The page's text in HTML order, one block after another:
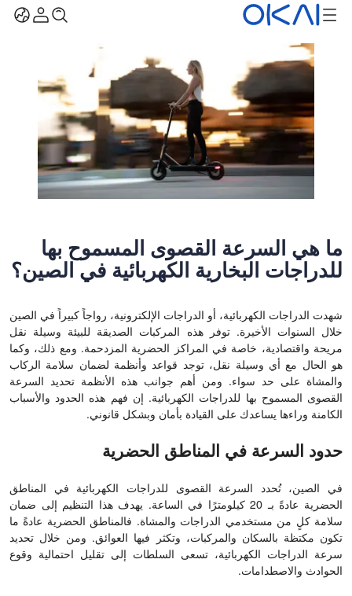
ما هي السرعة القصوى المسموح بها
للدراجات البخارية الكهربائية في الصين؟
شهدت الدراجات الكهربائية، أو الدراجات الإلكترونية، رواجاً كبيراً في الصين
خلال السنوات الأخيرة. توفر هذه المركبات الصديقة للبيئة وسيلة نقل
مريحة واقتصادية، خاصة في المراكز الحضرية المزدحمة. ومع ذلك، وكما
هو الحال مع أي وسيلة نقل، توجد قواعد وأنظمة لضمان سلامة الركاب
والمشاة على حد سواء. ومن أهم جوانب هذه الأنظمة تحديد السرعة
القصوى المسموح بها للدراجات الكهربائية. إن فهم هذه الحدود والأسباب
الكامنة وراءها يساعدك على القيادة بأمان وبشكل قانوني.
حدود السرعة في المناطق الحضرية
في الصين، تُحدد السرعة القصوى للدراجات الكهربائية في المناطق
الحضرية عادةً بـ 20 كيلومترًا في الساعة. يهدف هذا التنظيم إلى ضمان
سلامة كلٍ من مستخدمي الدراجات والمشاة. فالمناطق الحضرية عادةً ما
تكون مكتظة بالسكان والمركبات، وتكثر فيها العوائق. ومن خلال تحديد
سرعة الدراجات الكهربائية، تسعى السلطات إلى تقليل احتمالية وقوع
الحوادث والاصطدامات.